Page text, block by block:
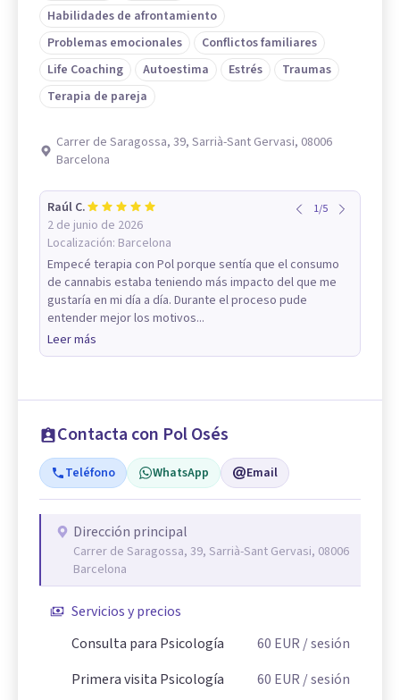
Habilidades de afrontamiento
Problemas emocionales
Conflictos familiares
Life Coaching
Autoestima Estrés
Traumas
Terapia de pareja
Carrer de Saragossa, 39, Sarrià-Sant Gervasi, 08006
Barcelona
Raúl C.
2 de junio de 2026
Localización: Barcelona
1/5
Empecé terapia con Pol porque sentía que el consumo
de cannabis estaba teniendo más impacto del que me
gustaría en mi día a día. Durante el proceso pude
entender mejor los motivos...
Leer más
Contacta con Pol Osés
Teléfono WhatsApp Email
Dirección principal
Carrer de Saragossa, 39, Sarrià-Sant Gervasi, 08006
Barcelona
Servicios y precios
Consulta para Psicología
60 EUR / sesión
Primera visita Psicología
60 EUR / sesión